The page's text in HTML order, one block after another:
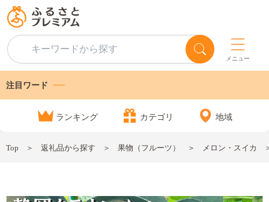
メニュー
注目ワード
ランキング カテゴリ 地域
Top 返礼品から探す 果物（フルーツ） メロン・スイカ